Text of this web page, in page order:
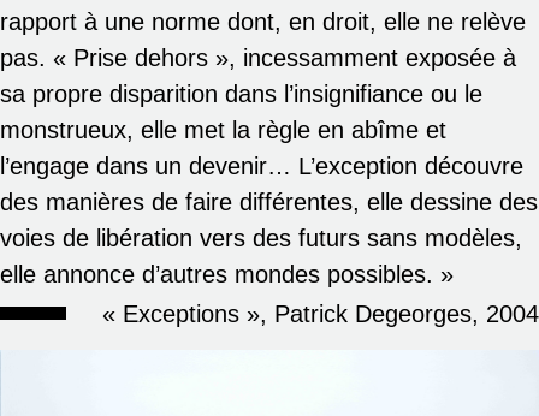
rapport à une norme dont, en droit, elle ne relève
pas. « Prise dehors », incessamment exposée à
sa propre disparition dans l’insignifiance ou le
monstrueux, elle met la règle en abîme et
l’engage dans un devenir… L’exception découvre
des manières de faire différentes, elle dessine des
voies de libération vers des futurs sans modèles,
elle annonce d’autres mondes possibles. »
« Exceptions », Patrick Degeorges, 2004